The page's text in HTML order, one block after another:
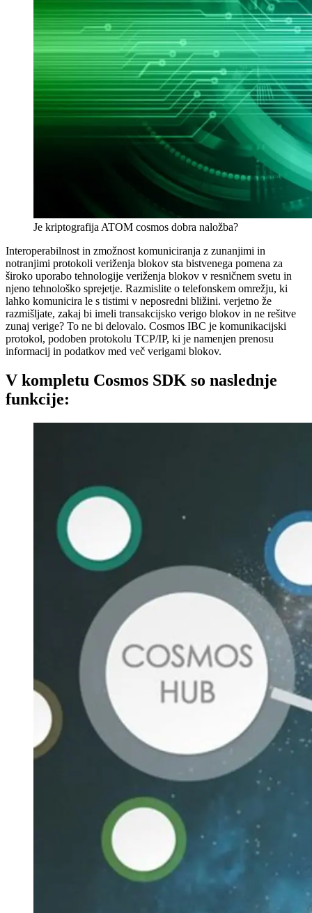
Je kriptografija ATOM cosmos dobra naložba?
Interoperabilnost in zmožnost komuniciranja z zunanjimi in
notranjimi protokoli veriženja blokov sta bistvenega pomena za
široko uporabo tehnologije veriženja blokov v resničnem svetu in
njeno tehnološko sprejetje. Razmislite o telefonskem omrežju, ki
lahko komunicira le s tistimi v neposredni bližini. verjetno že
razmišljate, zakaj bi imeli transakcijsko verigo blokov in ne rešitve
zunaj verige? To ne bi delovalo. Cosmos IBC je komunikacijski
protokol, podoben protokolu TCP/IP, ki je namenjen prenosu
informacij in podatkov med več verigami blokov.
V kompletu Cosmos SDK so naslednje
funkcije: